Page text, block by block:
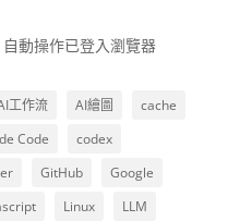
動操作已登入瀏覽器
工作流 AI繪圖
cache
Code
codex
GitHub
Google
Linux
LLM